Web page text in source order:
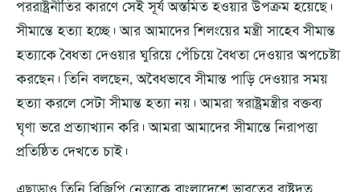
পররাষ্ট্রনীতির কারণে সেই সূর্য অস্তমিত হ‌ওয়ার উপক্রম হয়েছে।
সীমান্তে হত্যা হচ্ছে। আর আমাদের শিলংয়ের মন্ত্রী সাহেব সীমান্ত
হত্যাকে বৈধতা দেওয়ার ঘুরিয়ে পেঁচিয়ে বৈধতা দেওয়ার অপচেষ্টা
করছেন। তিনি বলছেন, অবৈধভাবে সীমান্ত পাড়ি দেওয়ার সময়
হত্যা করলে সেটা সীমান্ত হত্যা নয়। আমরা স্বরাষ্ট্রমন্ত্রীর বক্তব্য
ঘৃণা ভরে প্রত্যাখ্যান করি‌। আমরা আমাদের সীমান্তে নিরাপত্তা
প্রতিষ্ঠিত দেখতে চাই।